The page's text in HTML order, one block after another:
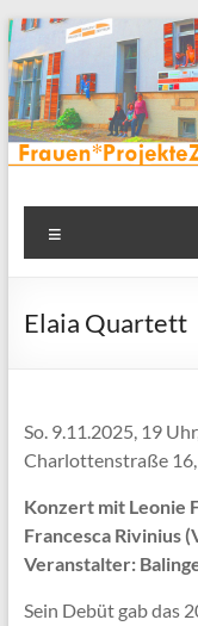
Zum
Inhalt
springen
Frauen* |
in einem Zentrum |
Elaia Quartett
So. 9.11.2025, 19
Charlottenstraße
Konzert mit Leonie
Francesca Rivinius
Veranstalter:
Sein Debüt gab das